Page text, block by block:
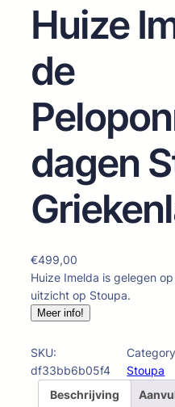
Huize
de
dagen
€499,00
Huize Imelda is gelegen
uitzicht op Stoupa.
Meer info!
SKU:
df33bb6b05f4
Stoupa
Beschrijving